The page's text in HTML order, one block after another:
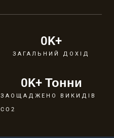
ЗАГАЛЬНИЙ ДОХІД
0K+
ЗАОЩАДЖЕНО ВИКИДІВ
CO2
0K+ Тонни